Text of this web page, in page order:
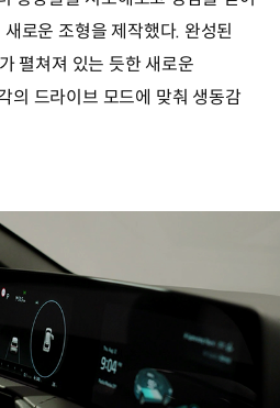
로운 조형을 제작했다. 완성된
펼쳐져 있는 듯한 새로운
의 드라이브 모드에 맞춰 생동감